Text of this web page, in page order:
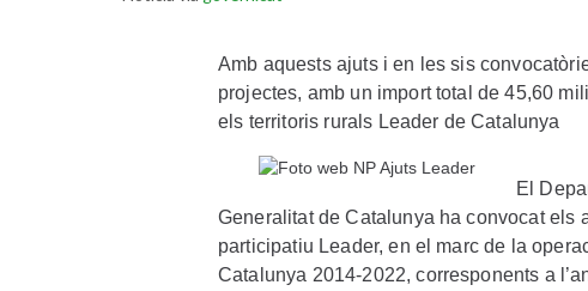
Amb aquests ajuts i en les sis
projectes, amb un import total de 45,60
els territoris rurals Leader de Catalunya
El
Generalitat de Catalunya ha convocat els
participatiu Leader, en el marc de la
Catalunya 2014-2022, corresponents a